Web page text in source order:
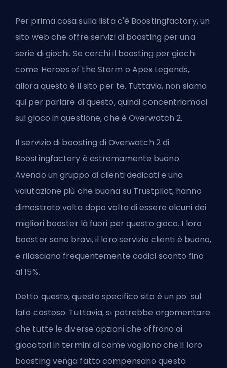
Per prima cosa sulla lista c'è Boostingfactory, un
sito web che offre servizi di boosting per una
serie di giochi. Se cerchi il boosting per giochi
come Heroes of the Storm o Apex Legends,
allora questo è il sito per te. Tuttavia, non siamo
qui per parlare di questo, quindi concentriamoci
sul gioco in questione, che è Overwatch 2.
Il servizio di boosting di Overwatch 2 di
Boostingfactory è estremamente buono.
Avendo un gruppo di clienti dedicati e una
valutazione più che buona su Trustpilot, hanno
dimostrato volta dopo volta di essere alcuni dei
migliori booster là fuori per questo gioco. I loro
booster sono bravi, il loro servizio clienti è buono,
e rilasciano frequentemente codici sconto fino
al 15%.
Detto questo, questo specifico sito è un po' sul
lato costoso. Tuttavia, si potrebbe argomentare
che tutte le diverse opzioni che offrono ai
giocatori in termini di come vogliono che il loro
boosting venga fatto compensano questo